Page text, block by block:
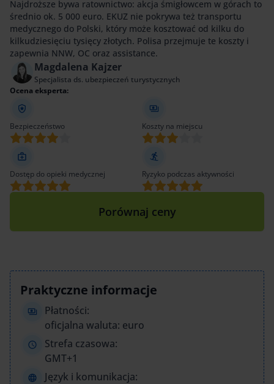
Najdroższe bywa ratownictwo: akcja śmigłowcem w górach to
średnio ok. 5 000 euro. EKUZ nie pokrywa też transportu
medycznego do Polski, który może kosztować od kilku do
kilkudziesięciu tysięcy złotych. Polisa przejmuje te koszty i
zapewnia NNW, OC oraz assistance.
Magdalena Kajzer
Specjalista ds. ubezpieczeń turystycznych
Ocena eksperta:
Bezpieczeństwo
Dostęp do opieki medycznej
Koszty na miejscu
Ryzyko podczas aktywności
Porównaj ceny
Praktyczne informacje
Płatności:
oficjalna waluta: euro
Strefa czasowa:
GMT+1
Język i komunikacja: